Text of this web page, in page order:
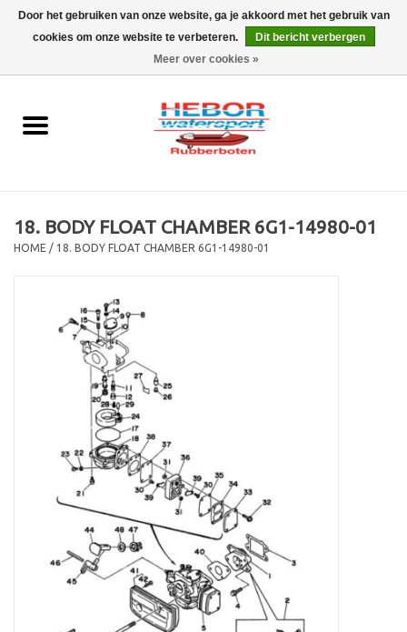
0 Artikelen - €0,00
Outboard
Trailer
18. BODY FLOAT CHAMBER 6G1-14980-01
HOME / 18. BODY FLOAT CHAMBER 6G1-14980-01
Door het gebruiken van onze website, ga je akkoord met het gebruik van
cookies om onze website te verbeteren.
Dit bericht verbergen
Meer over cookies »